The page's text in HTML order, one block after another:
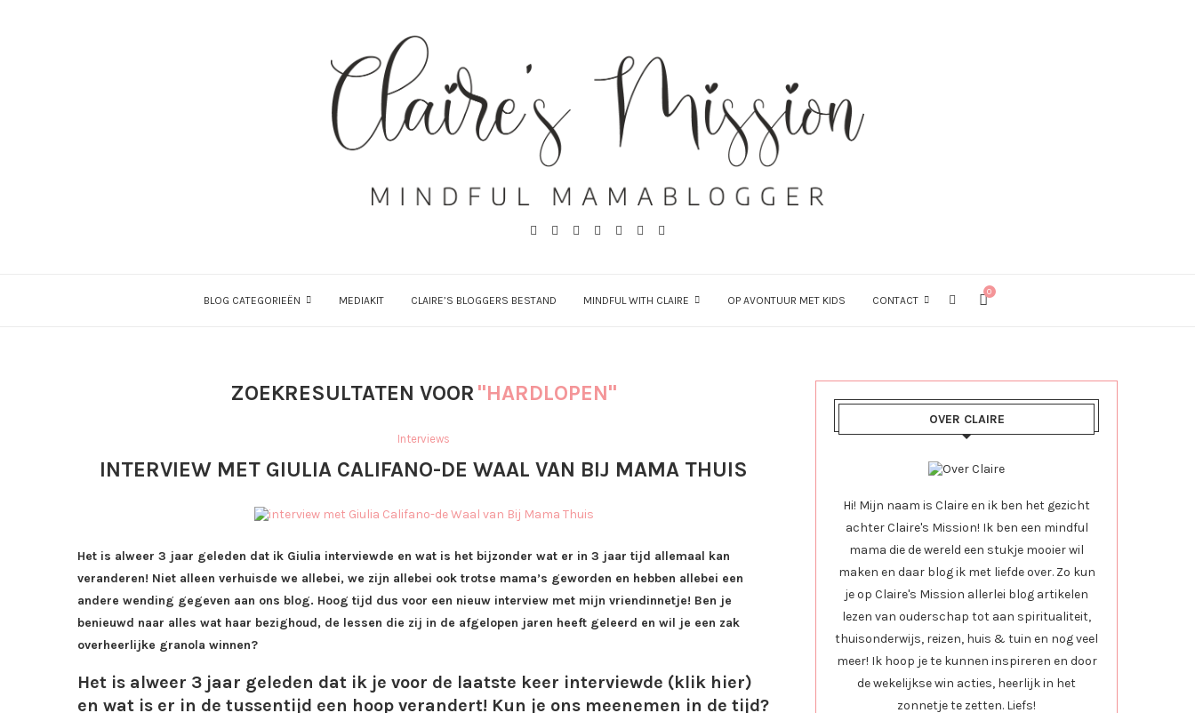
BLOG CATEGORIEËN MEDIAKIT CLAIRE’S BLOGGERS BESTAND MINDFUL WITH CLAIRE OP AVONTUUR MET KIDS CONTACT
0
ZOEKRESULTATEN VOOR"HARDLOPEN"
Interviews
INTERVIEW MET GIULIA CALIFANO-DE WAAL VAN BIJ MAMA THUIS
Het is alweer 3 jaar geleden dat ik Giulia interviewde en wat is het bijzonder wat er in 3 jaar tijd allemaal kan
veranderen! Niet alleen verhuisde we allebei, we zijn allebei ook trotse mama’s geworden en hebben allebei een
andere wending gegeven aan ons blog. Hoog tijd dus voor een nieuw interview met mijn vriendinnetje! Ben je
benieuwd naar alles wat haar bezighoud, de lessen die zij in de afgelopen jaren heeft geleerd en wil je een zak
overheerlijke granola winnen?
Het is alweer 3 jaar geleden dat ik je voor de laatste keer interviewde (klik hier)
en wat is er in de tussentijd een hoop verandert! Kun je ons meenemen in de tijd?
OVER CLAIRE
Hi! Mijn naam is Claire en ik ben het gezicht
achter Claire's Mission! Ik ben een mindful
mama die de wereld een stukje mooier wil
maken en daar blog ik met liefde over. Zo kun
je op Claire's Mission allerlei blog artikelen
lezen van ouderschap tot aan spiritualiteit,
thuisonderwijs, reizen, huis & tuin en nog veel
meer! Ik hoop je te kunnen inspireren en door
de wekelijkse win acties, heerlijk in het
zonnetje te zetten. Liefs!